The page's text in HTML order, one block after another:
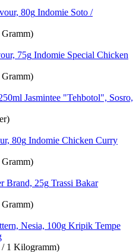
Indomie Soto /
Indomie Special Chicken
Jasmintee "Tehbotol", Sosro,
Indomie Chicken Curry
Trassi Bakar
Kripik Tempe
1 Kilogramm)